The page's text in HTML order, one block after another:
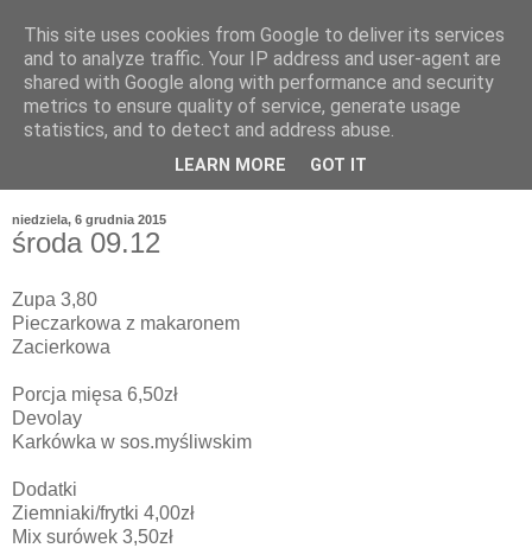
niedziela, 6 grudnia 2015
środa 09.12
Zupa 3,80
Pieczarkowa z makaronem
Zacierkowa
Porcja mięsa 6,50zł
Devolay
Karkówka w sos.myśliwskim
Dodatki
Ziemniaki/frytki 4,00zł
Mix surówek 3,50zł
This site uses cookies from Google to deliver its services
and to analyze traffic. Your IP address and user-agent are
shared with Google along with performance and security
metrics to ensure quality of service, generate usage
statistics, and to detect and address abuse.
LEARN MORE GOT IT